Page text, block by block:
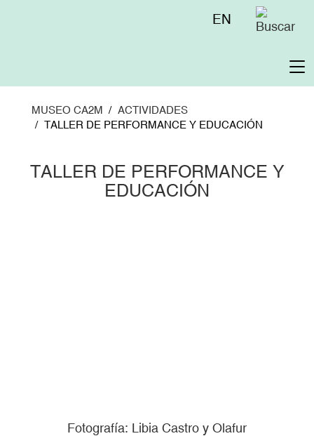
Menú
EN
MUSEO CA2M
ACTIVIDADES
TALLER DE PERFORMANCE Y EDUCACIÓN
TALLER DE PERFORMANCE Y
EDUCACIÓN
Fotografía: Libia Castro y Olafur